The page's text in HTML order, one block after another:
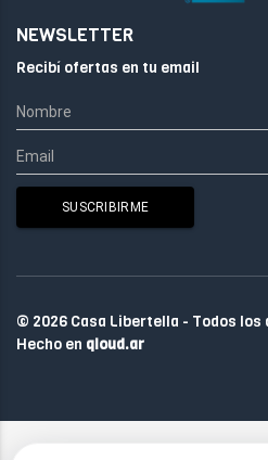
NEWSLETTER
Recibí ofertas en tu email
© 2026 Casa Libertella - Todos
Hecho en qloud.ar